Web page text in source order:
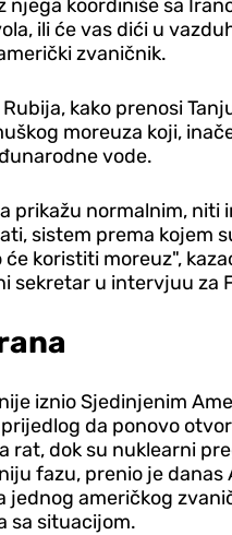
njega koordiniše sa
ili će vas dići u
zvaničnik.
kako prenosi
moreuza koji,
vode.
prikažu normalnim, niti
sistem prema kojem
koristiti moreuz",
sekretar u intervjuu za
iznio Sjedinjenim
da ponovo
rat, dok su nuklearni
fazu, prenio je danas
jednog američkog
sa situacijom.